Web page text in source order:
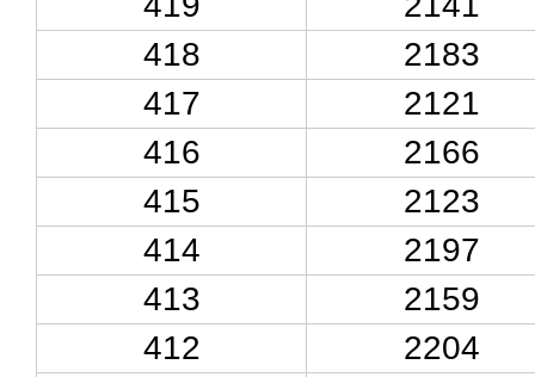
418
2183
417
2121
416
2166
415
2123
414
2197
413
2159
412
2204